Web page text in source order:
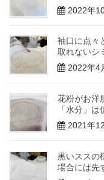
2022年
袖口に点々
取れないシ
2022年4
花粉がお洋
「水分」
2021年
黒いススの
場合には先